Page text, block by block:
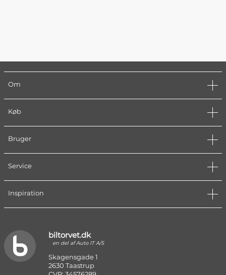
Om
Køb
Bruger
Service
Inspiration
biltorvet.dk
en del af Auto IT A/S
Skagensgade 1
2630 Taastrup